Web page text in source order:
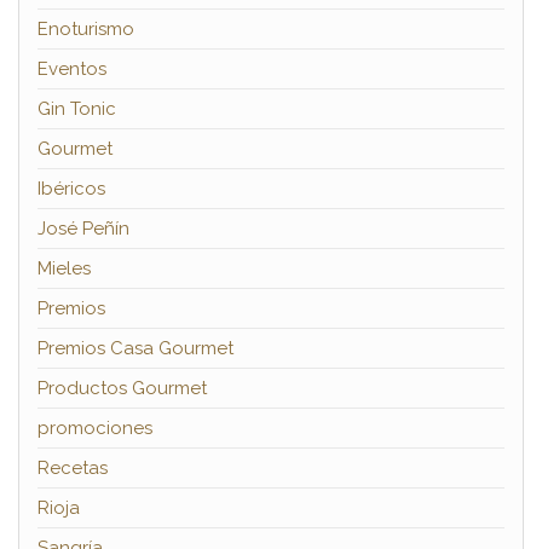
Enoturismo
Eventos
Gin Tonic
Gourmet
Ibéricos
José Peñín
Mieles
Premios
Premios Casa Gourmet
Productos Gourmet
promociones
Recetas
Rioja